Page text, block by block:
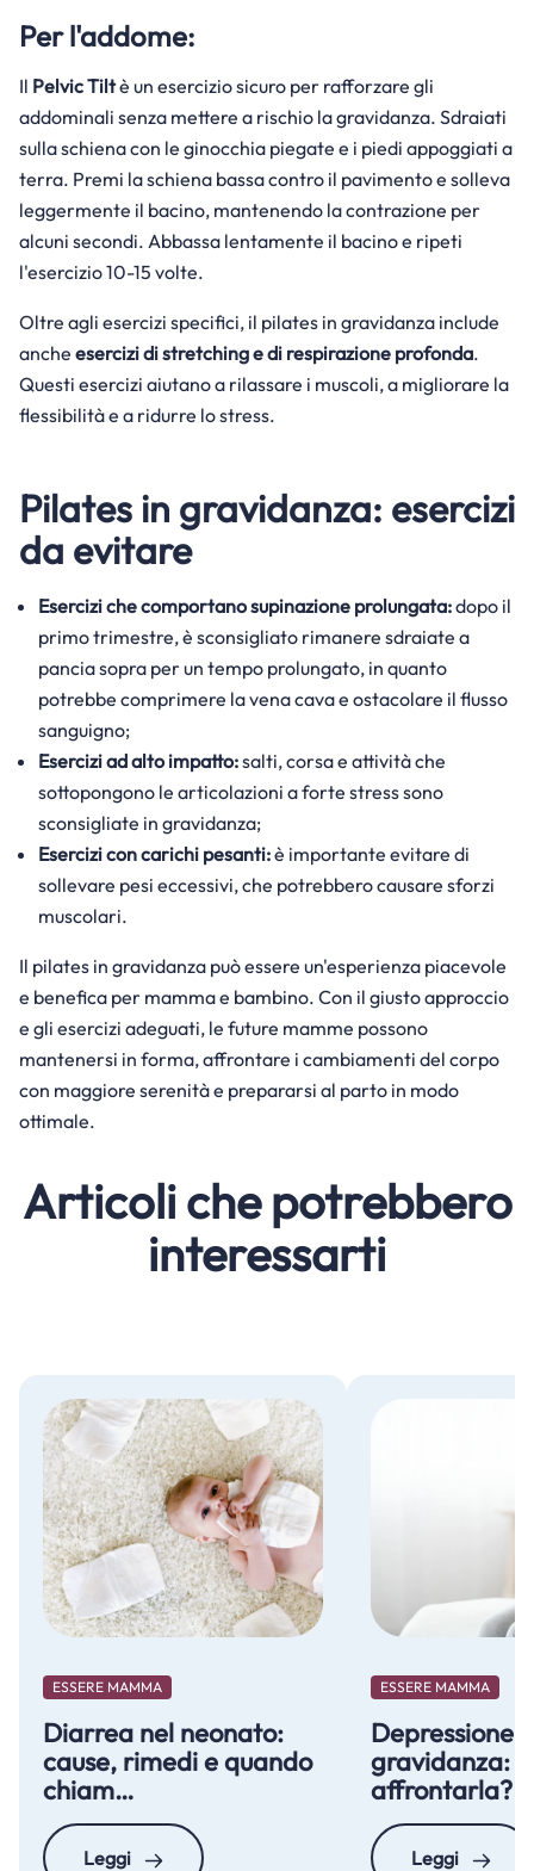
Per l'addome:
Il Pelvic Tiltè un esercizio sicuro per rafforzare gli
addominali senza mettere a rischio la gravidanza. Sdraiati
sulla schiena con le ginocchia piegate e i piedi appoggiati a
terra. Premi la schiena bassa contro il pavimento e solleva
leggermente il bacino, mantenendo la contrazione per
alcuni secondi. Abbassa lentamente il bacino e ripeti
l'esercizio 10-15 volte.
Oltre agli esercizi specifici, il pilates in gravidanza include
anche esercizi di stretching e di respirazione profonda.
Questi esercizi aiutano a rilassare i muscoli, a migliorare la
flessibilità e a ridurre lo stress.
Pilates in gravidanza: esercizi
da evitare
Esercizi che comportano supinazione prolungata:dopo il
primo trimestre, è sconsigliato rimanere sdraiate a
pancia sopra per un tempo prolungato, in quanto
potrebbe comprimere la vena cava e ostacolare il flusso
sanguigno;
Esercizi ad alto impatto:salti, corsa e attività che
sottopongono le articolazioni a forte stress sono
sconsigliate in gravidanza;
Esercizi con carichi pesanti:è importante evitare di
sollevare pesi eccessivi, che potrebbero causare sforzi
muscolari.
Il pilates in gravidanza può essere un'esperienza piacevole
e benefica per mamma e bambino. Con il giusto approccio
e gli esercizi adeguati, le future mamme possono
mantenersi in forma, affrontare i cambiamenti del corpo
con maggiore serenità e prepararsi al parto in modo
ottimale.
Articoli che potrebbero
interessarti
ESSERE MAMMA
Diarrea nel neonato:
cause, rimedi e quando
chiam…
Leggi
ESSERE MAMMA
Depressione
gravidanza:
affrontarla?
Leggi